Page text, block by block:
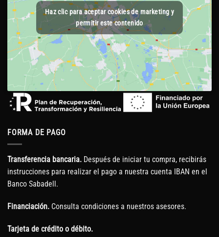
Haz clic para aceptar cookies de marketing y
permitir este contenido
FORMA DE PAGO
Transferencia bancaria. Después de iniciar tu compra, recibirás
instrucciones para realizar el pago a nuestra cuenta IBAN en el
Banco Sabadell.
Financiación. Consulta condiciones a nuestros asesores.
Tarjeta de crédito o débito.